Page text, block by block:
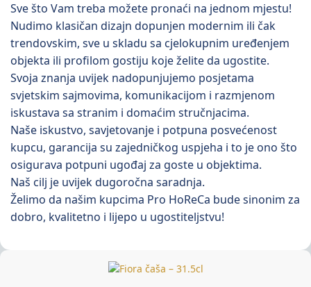
Sve što Vam treba možete pronaći na jednom mjestu!
Nudimo klasičan dizajn dopunjen modernim ili čak
trendovskim, sve u skladu sa cjelokupnim uređenjem
objekta ili profilom gostiju koje želite da ugostite.
Svoja znanja uvijek nadopunjujemo posjetama
svjetskim sajmovima, komunikacijom i razmjenom
iskustava sa stranim i domaćim stručnjacima.
Naše iskustvo, savjetovanje i potpuna posvećenost
kupcu, garancija su zajedničkog uspjeha i to je ono što
osigurava potpuni ugođaj za goste u objektima.
Naš cilj je uvijek dugoročna saradnja.
Želimo da našim kupcima Pro HoReCa bude sinonim za
dobro, kvalitetno i lijepo u ugostiteljstvu!